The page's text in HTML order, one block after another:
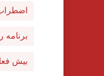
برنامه
بیش